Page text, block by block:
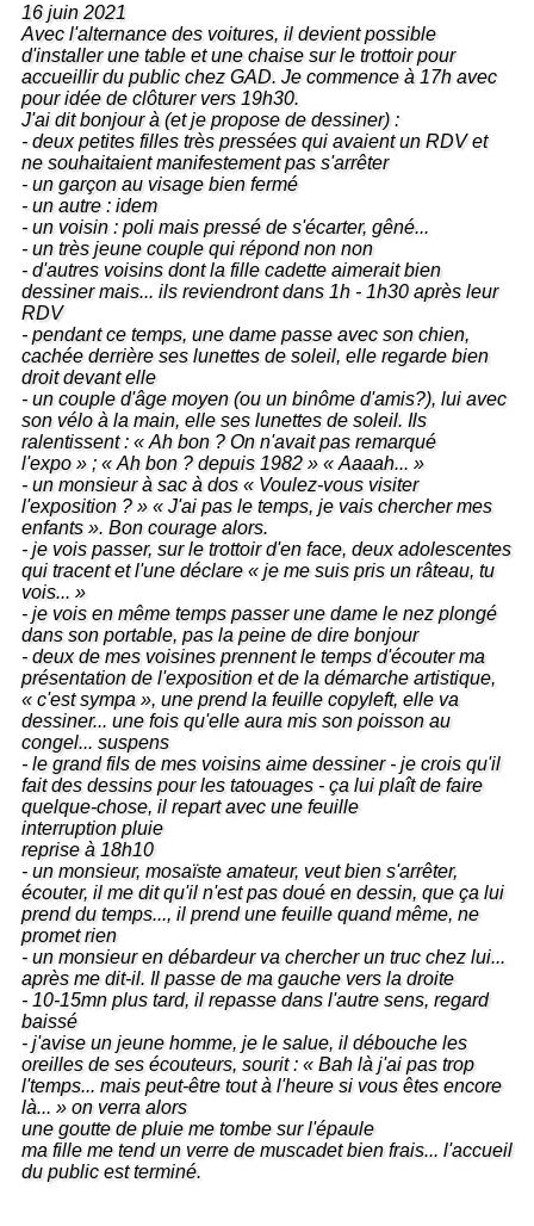
16 juin 2021
Avec l'alternance des voitures, il devient possible
d'installer une table et une chaise sur le trottoir pour
accueillir du public chez GAD. Je commence à 17h avec
pour idée de clôturer vers 19h30.
J'ai dit bonjour à (et je propose de dessiner) :
- deux petites filles très pressées qui avaient un RDV et
ne souhaitaient manifestement pas s'arrêter
- un garçon au visage bien fermé
- un autre : idem
- un voisin : poli mais pressé de s'écarter, gêné...
- un très jeune couple qui répond non non
- d'autres voisins dont la fille cadette aimerait bien
dessiner mais... ils reviendront dans 1h - 1h30 après leur
RDV
- pendant ce temps, une dame passe avec son chien,
cachée derrière ses lunettes de soleil, elle regarde bien
droit devant elle
- un couple d'âge moyen (ou un binôme d'amis?), lui avec
son vélo à la main, elle ses lunettes de soleil. Ils
ralentissent : « Ah bon ? On n'avait pas remarqué
l'expo » ; « Ah bon ? depuis 1982 » « Aaaah... »
- un monsieur à sac à dos « Voulez-vous visiter
l'exposition ? » « J'ai pas le temps, je vais chercher mes
enfants ». Bon courage alors.
- je vois passer, sur le trottoir d'en face, deux adolescentes
qui tracent et l'une déclare « je me suis pris un râteau, tu
vois... »
- je vois en même temps passer une dame le nez plongé
dans son portable, pas la peine de dire bonjour
- deux de mes voisines prennent le temps d'écouter ma
présentation de l'exposition et de la démarche artistique,
« c'est sympa », une prend la feuille copyleft, elle va
dessiner... une fois qu'elle aura mis son poisson au
congel... suspens
- le grand fils de mes voisins aime dessiner - je crois qu'il
fait des dessins pour les tatouages - ça lui plaît de faire
quelque-chose, il repart avec une feuille
interruption pluie
reprise à 18h10
- un monsieur, mosaïste amateur, veut bien s'arrêter,
écouter, il me dit qu'il n'est pas doué en dessin, que ça lui
prend du temps..., il prend une feuille quand même, ne
promet rien
- un monsieur en débardeur va chercher un truc chez lui...
après me dit-il. Il passe de ma gauche vers la droite
- 10-15mn plus tard, il repasse dans l'autre sens, regard
baissé
- j'avise un jeune homme, je le salue, il débouche les
oreilles de ses écouteurs, sourit : « Bah là j'ai pas trop
l'temps... mais peut-être tout à l'heure si vous êtes encore
là... » on verra alors
une goutte de pluie me tombe sur l'épaule
ma fille me tend un verre de muscadet bien frais... l'accueil
du public est terminé.